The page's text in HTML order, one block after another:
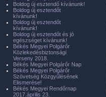
Boldog új esztendő kívánunk!
Boldog új esztendőt
kívánunk!
Boldog új esztendőt
kívánunk!
Boldog új esztendőt és jó
egészséget kívánunk!
Békés Megyei Polgárőr
Közlekedésbiztonsági
Verseny 2018.
Békés Megyei Polgárőr Nap
Békés Megyei Polgárőr
Szövetség Közgyűlésének
Elismerése!
Békés Megyei Rendőrnap
2017.április 23.